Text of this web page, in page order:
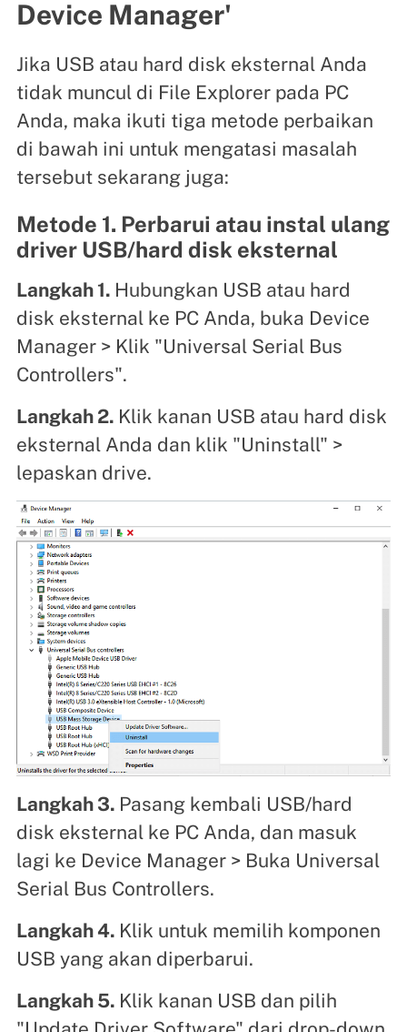
Device Manager'
Jika USB atau hard disk eksternal Anda
tidak muncul di File Explorer pada PC
Anda, maka ikuti tiga metode perbaikan
di bawah ini untuk mengatasi masalah
tersebut sekarang juga:
Metode 1. Perbarui atau instal ulang
driver USB/hard disk eksternal
Langkah 1. Hubungkan USB atau hard
disk eksternal ke PC Anda, buka Device
Manager > Klik "Universal Serial Bus
Controllers".
Langkah 2. Klik kanan USB atau hard disk
eksternal Anda dan klik "Uninstall" >
lepaskan drive.
Langkah 3. Pasang kembali USB/hard
disk eksternal ke PC Anda, dan masuk
lagi ke Device Manager > Buka Universal
Serial Bus Controllers.
Langkah 4. Klik untuk memilih komponen
USB yang akan diperbarui.
Langkah 5. Klik kanan USB dan pilih